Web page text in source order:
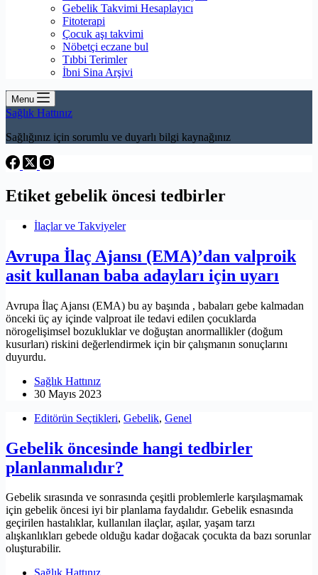
Gebelik Takvimi Hesaplayıcı
Fitoterapi
Çocuk aşı takvimi
Nöbetçi eczane bul
Tıbbi Terimler
İbni Sina Arşivi
Menu
Sağlık Hattınız
Sağlığınız için sorumlu ve duyarlı bilgi kaynağınız
Etiket gebelik öncesi tedbirler
İlaçlar ve Takviyeler
Avrupa İlaç Ajansı (EMA)’dan valproik
asit kullanan baba adayları için uyarı
Avrupa İlaç Ajansı (EMA) bu ay başında , babaları gebe kalmadan
önceki üç ay içinde valproat ile tedavi edilen çocuklarda
nörogelişimsel bozukluklar ve doğuştan anormallikler (doğum
kusurları) riskini değerlendirmek için bir çalışmanın sonuçlarını
duyurdu.
Sağlık Hattınız
30 Mayıs 2023
Editörün Seçtikleri, Gebelik, Genel
Gebelik öncesinde hangi tedbirler
planlanmalıdır?
Gebelik sırasında ve sonrasında çeşitli problemlerle karşılaşmamak
için gebelik öncesi iyi bir planlama faydalıdır. Gebelik esnasında
geçirilen hastalıklar, kullanılan ilaçlar, aşılar, yaşam tarzı
alışkanlıkları gebede olduğu kadar doğacak çocukta da bazı sorunlar
oluşturabilir.